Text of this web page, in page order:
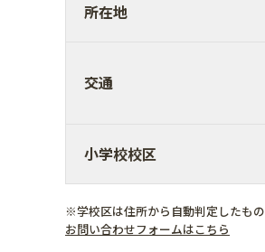
所在地
交通
小学校校区
※学校区は住所から自動判定したも
お問い合わせフォームはこちら